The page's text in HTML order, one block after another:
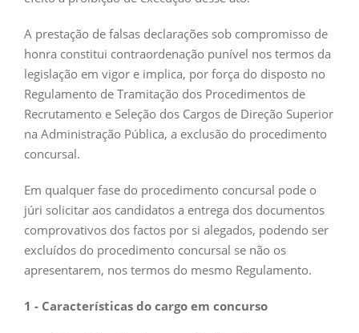
A prestação de falsas declarações sob compromisso de
honra constitui contraordenação punível nos termos da
legislação em vigor e implica, por força do disposto no
Regulamento de Tramitação dos Procedimentos de
Recrutamento e Seleção dos Cargos de Direção Superior
na Administração Pública, a exclusão do procedimento
concursal.
Em qualquer fase do procedimento concursal pode o
júri solicitar aos candidatos a entrega dos documentos
comprovativos dos factos por si alegados, podendo ser
excluídos do procedimento concursal se não os
apresentarem, nos termos do mesmo Regulamento.
1 - Características do cargo em concurso